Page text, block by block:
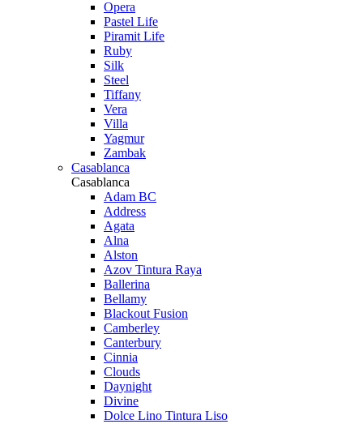
Opera
Pastel Life
Piramit Life
Ruby
Silk
Steel
Tiffany
Vera
Villa
Yagmur
Zambak
Casablanca
Casablanca
Adam BC
Address
Agata
Alna
Alston
Azov Tintura Raya
Ballerina
Bellamy
Blackout Fusion
Camberley
Canterbury
Cinnia
Clouds
Daynight
Divine
Dolce Lino Tintura Liso